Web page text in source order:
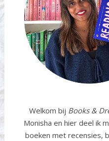
Welkom bij Books &
Monisha en hier deel ik
boeken met recensies,